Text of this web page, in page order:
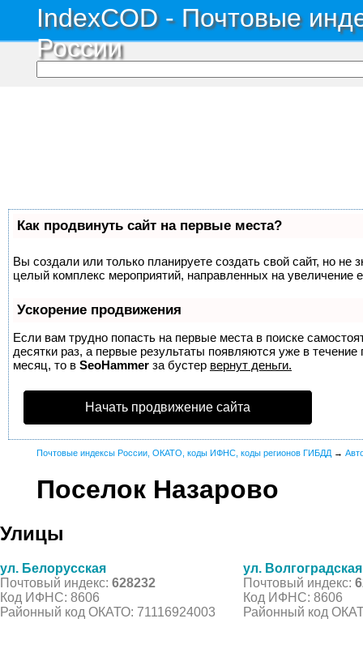
IndexCOD - Почтовые
России
Как продвинуть сайт на первые места?
Вы создали или только планируете создать свой сайт, но не
целый комплекс мероприятий, направленных на увеличение
Ускорение продвижения
Если вам трудно попасть на первые места в поиске
десятки раз, а первые результаты появляются уже в
месяц, то в SeoHammer за бустер вернут деньги.
Начать продвижение сайта
Почтовые индексы России, ОКАТО, коды ИФНС, коды регионов ГИБДД →
Поселок Назарово
Улицы
ул. Белорусская
Почтовый индекс: 628232
Код ИФНС: 8606
Районный код ОКАТО: 71116924003
ул. Волгоградская
Почтовый индекс:
Код ИФНС: 8606
Районный код